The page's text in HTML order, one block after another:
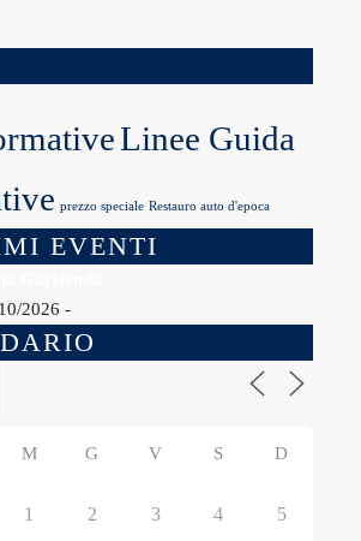
Linee Guida
prezzo speciale Restauro auto d'epoca
EVENTI
2026 -
M G V S D
1 2 3 4 5